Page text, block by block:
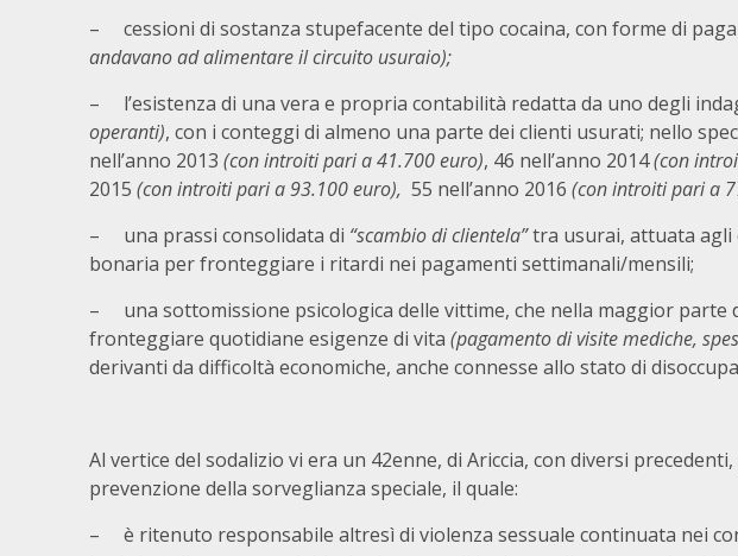
– cessioni di sostanza stupefacente del tipo cocaina, con forme di
andavano ad alimentare il circuito usuraio);
– l’esistenza di una vera e propria contabilità redatta da uno degli
operanti), con i conteggi di almeno una parte dei clienti usurati; nello
nell’anno 2013 (con introiti pari a 41.700 euro), 46 nell’anno 2014(con
2015 (con introiti pari a 93.100 euro), 55 nell’anno 2016 (con introiti pari a
– una prassi consolidata di “scambio di clientela”tra usurai, attuata agli
bonaria per fronteggiare i ritardi nei pagamenti settimanali/mensili;
– una sottomissione psicologica delle vittime, che nella maggior parte
fronteggiare quotidiane esigenze di vita (pagamento di visite mediche,
derivanti da difficoltà economiche, anche connesse allo stato di
Al vertice del sodalizio vi era un 42enne, di Ariccia, con diversi
prevenzione della sorveglianza speciale, il quale:
– è ritenuto responsabile altresì di violenza sessuale continuata nei